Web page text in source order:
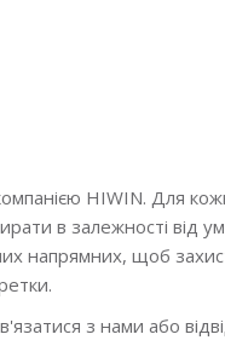
HIWIN. Для
в залежності від
напрямних, щоб
з нами або